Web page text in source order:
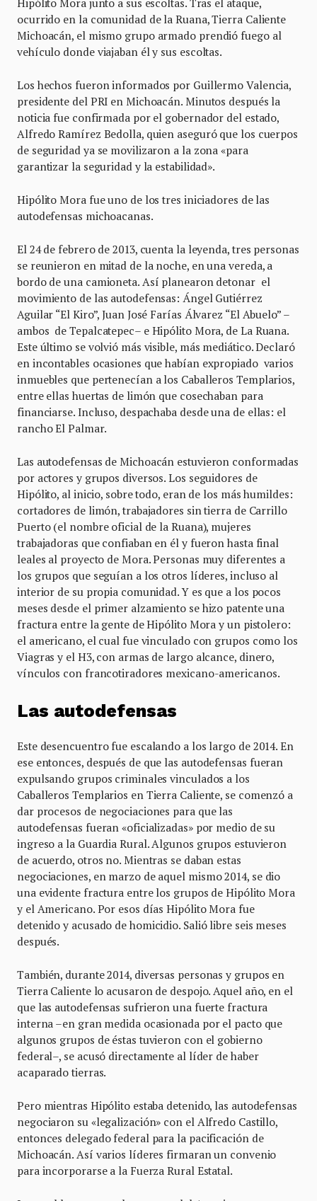
ocurrido en la comunidad de la Ruana, Tierra Caliente
Michoacán, el mismo grupo armado prendió fuego al
vehículo donde viajaban él y sus escoltas.
Los hechos fueron informados por Guillermo Valencia,
presidente del PRI en Michoacán. Minutos después la
noticia fue confirmada por el gobernador del estado,
Alfredo Ramírez Bedolla, quien aseguró que los cuerpos
de seguridad ya se movilizaron a la zona «para
garantizar la seguridad y la estabilidad».
Hipólito Mora fue uno de los tres iniciadores de las
autodefensas michoacanas.
El 24 de febrero de 2013, cuenta la leyenda, tres personas
se reunieron en mitad de la noche, en una vereda, a
bordo de una camioneta. Así planearon detonar el
movimiento de las autodefensas: Ángel Gutiérrez
Aguilar “El Kiro”, Juan José Farías Álvarez “El Abuelo” –
ambos de Tepalcatepec– e Hipólito Mora, de La Ruana.
Este último se volvió más visible, más mediático. Declaró
en incontables ocasiones que habían expropiado varios
inmuebles que pertenecían a los Caballeros Templarios,
entre ellas huertas de limón que cosechaban para
financiarse. Incluso, despachaba desde una de ellas: el
rancho El Palmar.
Las autodefensas de Michoacán estuvieron conformadas
por actores y grupos diversos. Los seguidores de
Hipólito, al inicio, sobre todo, eran de los más humildes:
cortadores de limón, trabajadores sin tierra de Carrillo
Puerto (el nombre oficial de la Ruana), mujeres
trabajadoras que confiaban en él y fueron hasta final
leales al proyecto de Mora. Personas muy diferentes a
los grupos que seguían a los otros líderes, incluso al
interior de su propia comunidad. Y es que a los pocos
meses desde el primer alzamiento se hizo patente una
fractura entre la gente de Hipólito Mora y un pistolero:
el americano, el cual fue vinculado con grupos como los
Viagras y el H3, con armas de largo alcance, dinero,
vínculos con francotiradores mexicano-americanos.
Las autodefensas
Este desencuentro fue escalando a los largo de 2014. En
ese entonces, después de que las autodefensas fueran
expulsando grupos criminales vinculados a los
Caballeros Templarios en Tierra Caliente, se comenzó a
dar procesos de negociaciones para que las
autodefensas fueran «oficializadas» por medio de su
ingreso a la Guardia Rural. Algunos grupos estuvieron
de acuerdo, otros no. Mientras se daban estas
negociaciones, en marzo de aquel mismo 2014, se dio
una evidente fractura entre los grupos de Hipólito Mora
y el Americano. Por esos días Hipólito Mora fue
detenido y acusado de homicidio. Salió libre seis meses
después.
También, durante 2014, diversas personas y grupos en
Tierra Caliente lo acusaron de despojo. Aquel año, en el
que las autodefensas sufrieron una fuerte fractura
interna –en gran medida ocasionada por el pacto que
algunos grupos de éstas tuvieron con el gobierno
federal–, se acusó directamente al líder de haber
acaparado tierras.
Pero mientras Hipólito estaba detenido, las autodefensas
negociaron su «legalización» con el Alfredo Castillo,
entonces delegado federal para la pacificación de
Michoacán. Así varios líderes firmaran un convenio
para incorporarse a la Fuerza Rural Estatal.